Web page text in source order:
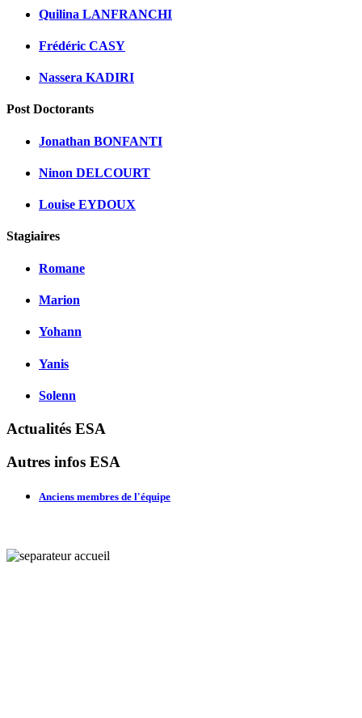
Quilina LANFRANCHI
Frédéric CASY
Nassera KADIRI
Post Doctorants
Jonathan BONFANTI
Ninon DELCOURT
Louise EYDOUX
Stagiaires
Romane
Marion
Yohann
Yanis
Solenn
Actualités ESA
Autres infos ESA
Anciens membres de l'équipe